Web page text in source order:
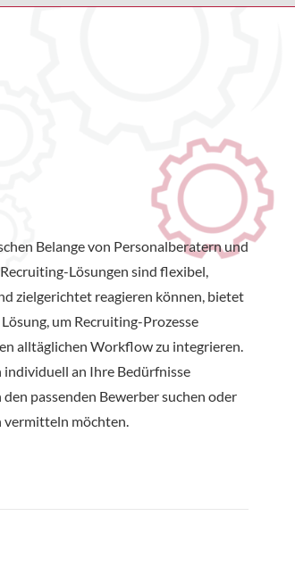
Belange von Personalberatern und
Lösungen sind flexibel,
zielgerichtet reagieren können, bietet
um Recruiting-Prozesse
alltäglichen Workflow zu integrieren.
an Ihre Bedürfnisse
passenden Bewerber suchen oder
möchten.